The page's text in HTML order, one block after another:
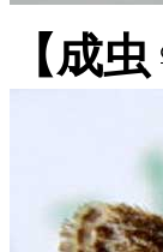
【成